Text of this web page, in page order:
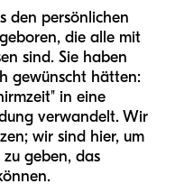
den persönlichen
die alle mit
sind. Sie haben
gewünscht hätten:
in eine
verwandelt. Wir
wir sind hier, um
zu geben, das